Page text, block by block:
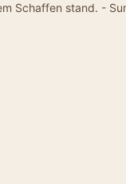
Schaffen stand. -